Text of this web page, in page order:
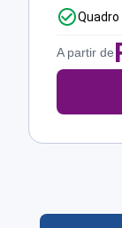
A partir de